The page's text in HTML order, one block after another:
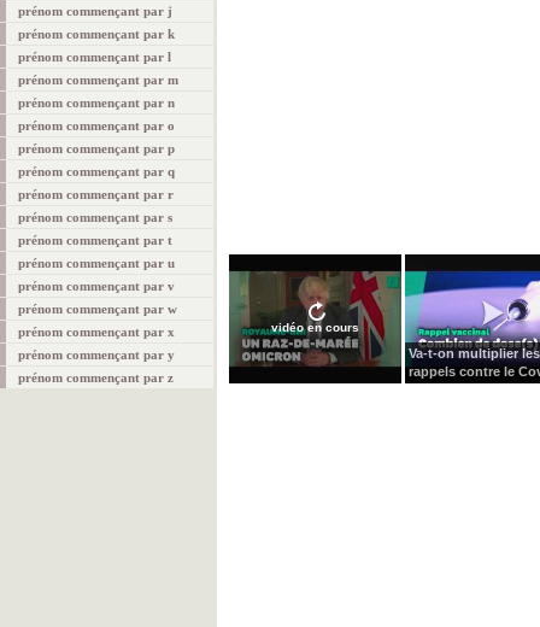
prénom commençant par j
prénom commençant par k
prénom commençant par l
prénom commençant par m
prénom commençant par n
prénom commençant par o
prénom commençant par p
prénom commençant par q
prénom commençant par r
prénom commençant par s
prénom commençant par t
prénom commençant par u
prénom commençant par v
prénom commençant par w
prénom commençant par x
prénom commençant par y
prénom commençant par z
vidéo en cours
Va-t-on multiplier les
rappels contre le